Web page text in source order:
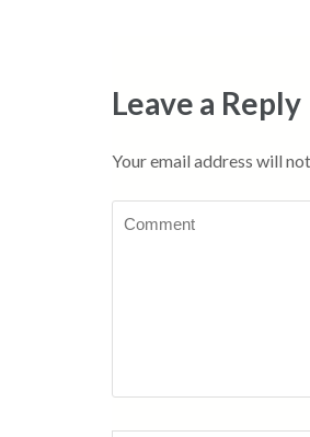
Leave a Reply
Your email address will